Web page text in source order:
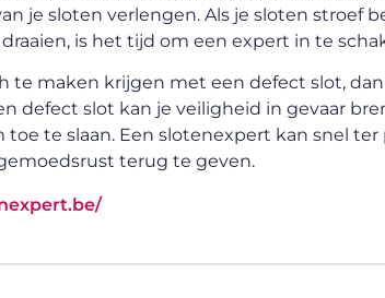
je sloten verlengen. Als je sloten stroef
is het tijd om een expert in te
te maken krijgen met een defect slot,
defect slot kan je veiligheid in gevaar
toe te slaan. Een slotenexpert kan snel
terug te geven.